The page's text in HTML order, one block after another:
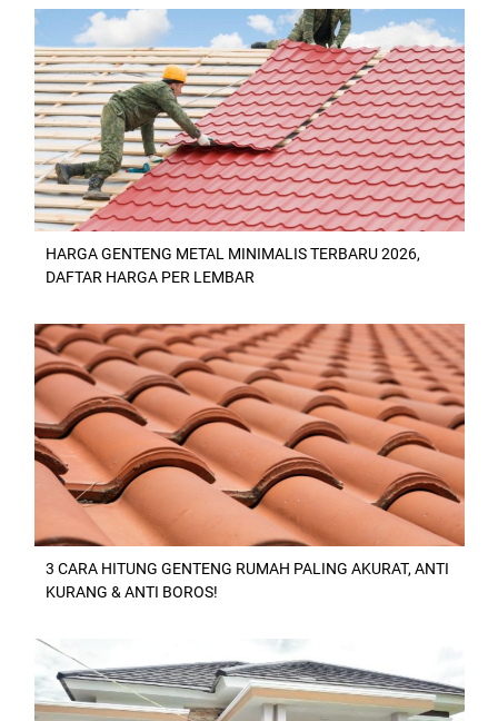
HARGA GENTENG METAL MINIMALIS TERBARU 2026,
DAFTAR HARGA PER LEMBAR
3 CARA HITUNG GENTENG RUMAH PALING AKURAT, ANTI
KURANG & ANTI BOROS!